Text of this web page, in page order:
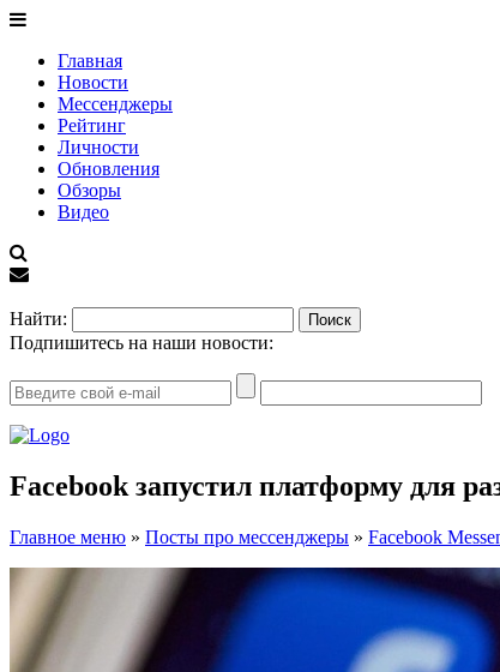
Главная
Новости
Мессенджеры
Рейтинг
Личности
Обновления
Обзоры
Видео
Найти:
Подпишитесь на наши новости:
Facebook запустил платформу для
Главное меню » Посты про мессенджеры » Facebook